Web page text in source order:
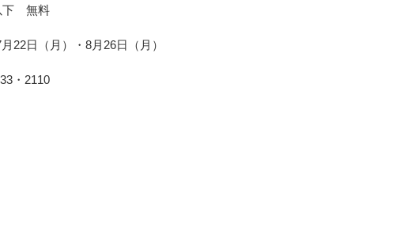
下 無料
22日（月）・8月26日（月）
・2110